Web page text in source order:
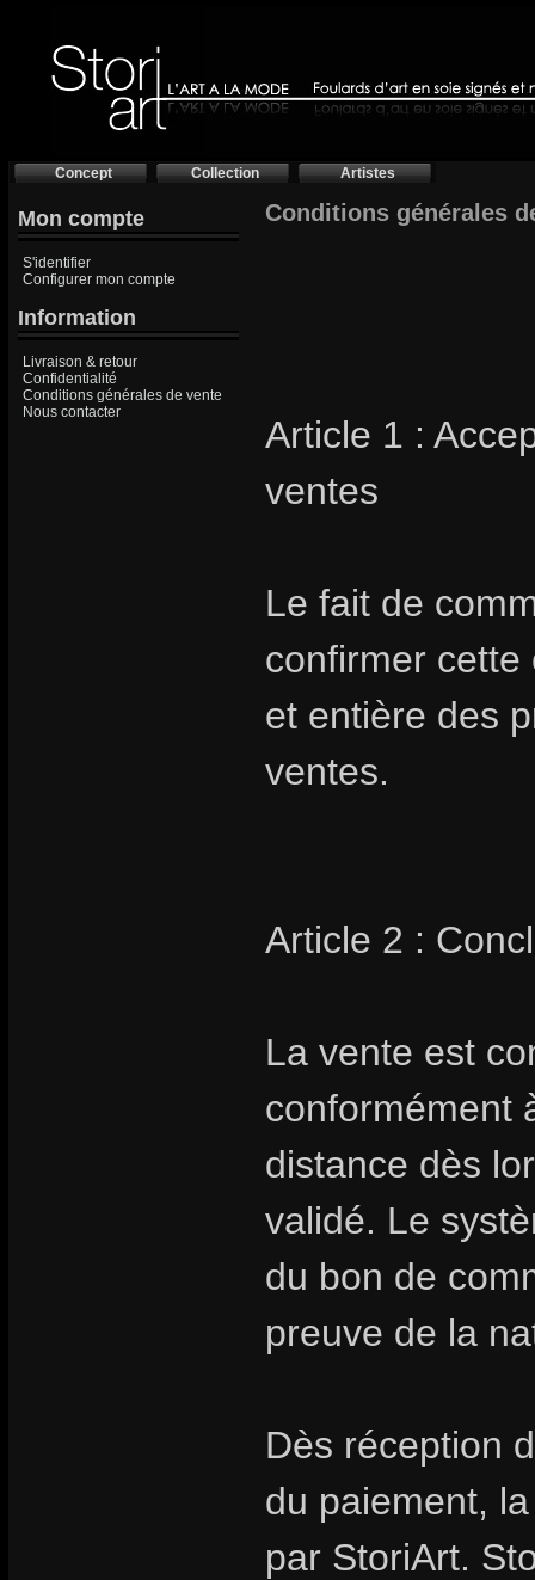
Concept Collection Artistes
Mon compte
S'identifier
Configurer mon compte
Information
Livraison & retour
Confidentialité
Conditions générales de vente
Nous contacter
Conditions générales
Article 1 :
ventes
Le fait de
confirmer cette
et entière des
ventes.
Article 2 :
La vente est
conformément
distance dès
validé. Le
du bon de
preuve de la
Dès réception
du paiement,
par StoriArt.